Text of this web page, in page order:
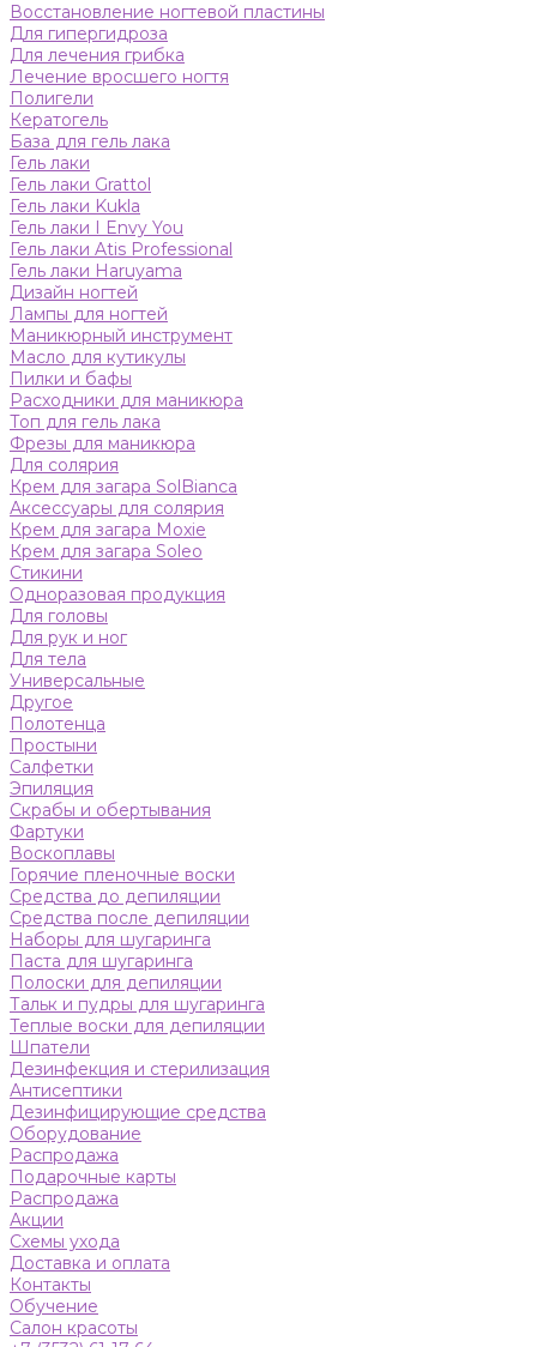
Восстановление ногтевой пластины
Для гипергидроза
Для лечения грибка
Лечение вросшего ногтя
Полигели
Кератогель
База для гель лака
Гель лаки
Гель лаки Grattol
Гель лаки Kukla
Гель лаки I Envy You
Гель лаки Atis Professional
Гель лаки Haruyama
Дизайн ногтей
Лампы для ногтей
Маникюрный инструмент
Масло для кутикулы
Пилки и бафы
Расходники для маникюра
Топ для гель лака
Фрезы для маникюра
Для солярия
Крем для загара SolBianca
Аксессуары для солярия
Крем для загара Moxie
Крем для загара Soleo
Стикини
Одноразовая продукция
Для головы
Для рук и ног
Для тела
Универсальные
Другое
Полотенца
Простыни
Салфетки
Эпиляция
Скрабы и обертывания
Фартуки
Воскоплавы
Горячие пленочные воски
Средства до депиляции
Средства после депиляции
Наборы для шугаринга
Паста для шугаринга
Полоски для депиляции
Тальк и пудры для шугаринга
Теплые воски для депиляции
Шпатели
Дезинфекция и стерилизация
Антисептики
Дезинфицирующие средства
Оборудование
Распродажа
Подарочные карты
Распродажа
Акции
Схемы ухода
Доставка и оплата
Контакты
Обучение
Салон красоты